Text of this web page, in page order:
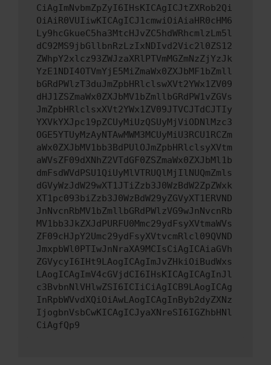
CiAgImNvbmZpZyI6IHsKICAgICJtZXRob2Qi
OiAiR0VUIiwKICAgICJ1cmwiOiAiaHR0cHM6
Ly9hcGkueC5ha3MtcHJvZC5hdWRhcmlzLm5l
dC92MS9jbGllbnRzLzIxNDIvd2Vic2l0ZS12
ZWhpY2xlcz93ZWJzaXRlPTVmMGZmNzZjYzJk
YzE1NDI4OTVmYjE5MiZmaWx0ZXJbMF1bZmll
bGRdPWlzT3duJmZpbHRlclswXVt2YWx1ZV09
dHJ1ZSZmaWx0ZXJbMV1bZmllbGRdPW1vZGVs
JmZpbHRlclsxXVt2YWx1ZV09JTVCJTdCJTIy
YXVkYXJpc19pZCUyMiUzQSUyMjViODNlMzc3
OGE5YTUyMzAyNTAwMWM3MCUyMiU3RCU1RCZm
aWx0ZXJbMV1bb3BdPUlOJmZpbHRlclsyXVtm
aWVsZF09dXNhZ2VTdGF0ZSZmaWx0ZXJbMl1b
dmFsdWVdPSU1QiUyMlVTRUQlMjIlNUQmZmls
dGVyWzJdW29wXT1JTiZzb3J0WzBdW2ZpZWxk
XT1pc093biZzb3J0WzBdW29yZGVyXT1ERVND
JnNvcnRbMV1bZmllbGRdPWlzVG9wJnNvcnRb
MV1bb3JkZXJdPURFU0Mmc29ydFsyXVtmaWVs
ZF09cHJpY2Umc29ydFsyXVtvcmRlcl09QVND
JmxpbWl0PTIwJnNraXA9MCIsCiAgICAiaGVh
ZGVycyI6IHt9LAogICAgImJvZHkiOiBudWxs
LAogICAgImV4cGVjdCI6IHsKICAgICAgInJl
c3BvbnNlVHlwZSI6ICIiCiAgICB9LAogICAg
InRpbWVvdXQiOiAwLAogICAgInByb2dyZXNz
IjogbnVsbCwKICAgICJyaXNreSI6IGZhbHNl
CiAgfQp9